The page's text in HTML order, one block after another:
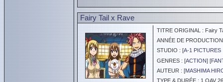
Fairy Tail x Rave
TITRE ORIGINAL : Fairy
ANNÉE DE
STUDIO : [A-1 PICTURES
GENRES : [ACTION] [
AUTEUR : [MASHIMA
TYPE & DURÉE : 1 OAV